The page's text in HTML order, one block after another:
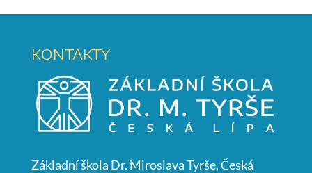
KONTAKTY
Základní škola Dr. Miroslava Tyrše, Česká